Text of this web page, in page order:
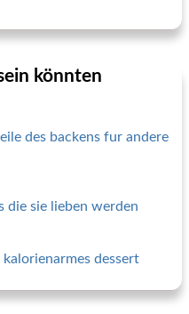
könnten
des backens fur andere
die sie lieben werden
dessert